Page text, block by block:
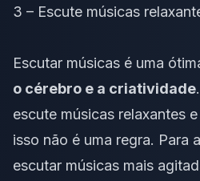
3 – Escute músicas
Escutar músicas é uma
o cérebro e a criatividade
escute músicas relaxantes
isso não é uma regra. Para
escutar músicas mais